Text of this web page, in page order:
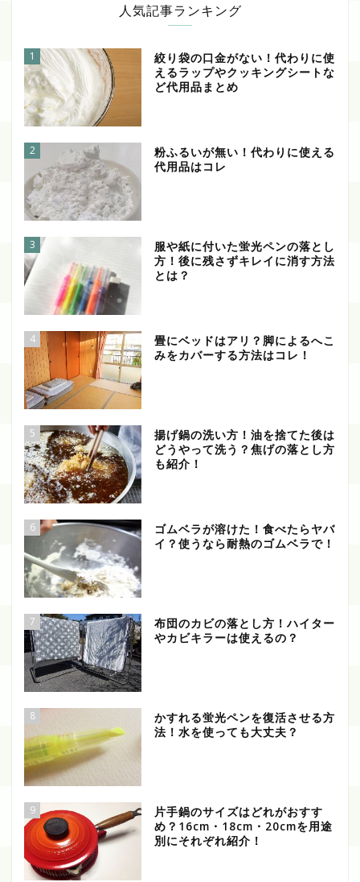
人気記事ランキング
1
絞り袋の口金がない！代わりに使
えるラップやクッキングシートな
ど代用品まとめ
2
粉ふるいが無い！代わりに使える
代用品はコレ
3
服や紙に付いた蛍光ペンの落とし
方！後に残さずキレイに消す方法
とは？
4
畳にベッドはアリ？脚によるへこ
みをカバーする方法はコレ！
5
揚げ鍋の洗い方！油を捨てた後は
どうやって洗う？焦げの落とし方
も紹介！
6
ゴムベラが溶けた！食べたらヤバ
イ？使うなら耐熱のゴムベラで！
7
布団のカビの落とし方！ハイター
やカビキラーは使えるの？
8
かすれる蛍光ペンを復活させる方
法！水を使っても大丈夫？
9
片手鍋のサイズはどれがおすす
め？16cm・18cm・20cmを用途
別にそれぞれ紹介！